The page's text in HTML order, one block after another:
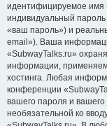
идентифицируемое имя
индивидуальный
«ваш пароль») и
email»). Ваша
«SubwayTalks.ru»
информации,
хостинга. Любая
конференции
вашего пароля и
необязательной ко